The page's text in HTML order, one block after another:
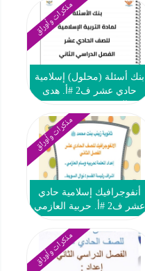
مذكرات وأوراق
بنك أسئلة (محلول) إسلامية
حادي عشر ف2 #أ. هدى
مذكرات وأوراق
أنفوجرافيك إسلامية حادي
عشر ف2 #أ. حربية العازمي
مذكرات وأوراق